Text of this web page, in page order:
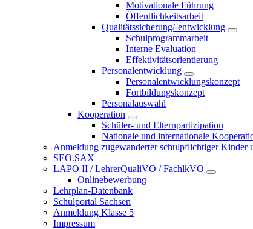
Motivationale Führung
Öffentlichkeitsarbeit
Qualitätssicherung/-entwicklung
Schulprogrammarbeit
Interne Evaluation
Effektivitätsorientierung
Personalentwicklung
Personalentwicklungskonzept
Fortbildungskonzept
Personalauswahl
Kooperation
Schüler- und Elternpartizipation
Nationale und internationale
Anmeldung zugewanderter schulpflichtiger Kinder
SEO.SAX
LAPO II / LehrerQualiVO / FachlkVO
Onlinebewerbung
Lehrplan-Datenbank
Schulportal Sachsen
Anmeldung Klasse 5
Impressum